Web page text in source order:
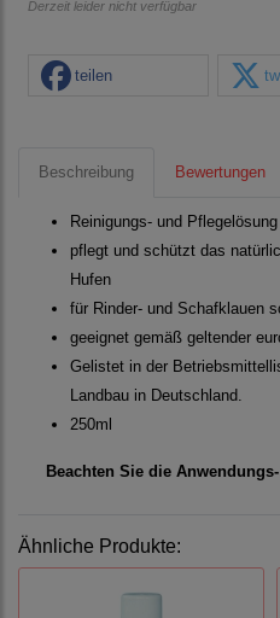
Derzeit leider nicht verfügbar
teilen
Beschreibung Bewertungen
Reinigungs- und
pflegt und schützt das
Hufen
für Rinder- und Schafklauen
geeignet gemäß geltender
Gelistet in der
Landbau in Deutschland.
250ml
Beachten Sie die
Ähnliche Produkte: